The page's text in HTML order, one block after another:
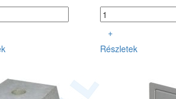
+
Részletek